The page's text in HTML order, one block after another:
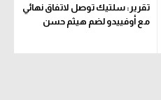
تقرير: سلتيك توصل لاتفاق نهائي
مع أوفييدو لضم هيثم حسن